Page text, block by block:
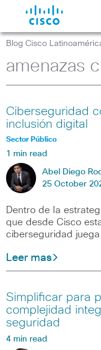
Blog Cisco
amenazas
Ciberseguridad
inclusión digital
Sector Público
1 min read
Abel Diego
25 October
Dentro de la
que desde Cisco
ciberseguridad juega
Leer mas
Simplificar para
complejidad
seguridad
4 min read